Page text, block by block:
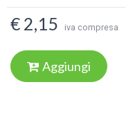
€ 2,15 iva compresa
Aggiungi